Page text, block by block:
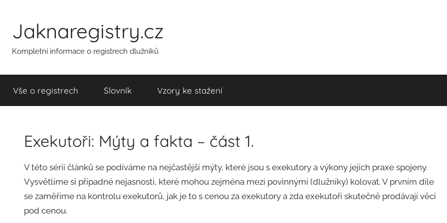
obsahu
Jaknaregistry.cz
Kompletní informace o registrech dlužníků
Vše o registrech Slovník Vzory ke stažení
Exekutoři: Mýty a fakta – část 1.
o
r
V této sérii článků se podíváme na nejčastější mýty, které jsou s exekutory a výkony jejich praxe spojeny.
Vysvětlíme si případné nejasnosti, které mohou zejména mezi povinnými (dlužníky) kolovat. V prvním díle
se zaměříme na kontrolu exekutorů, jak je to s cenou za exekutory a zda exekutoři skutečně prodávají věci
pod cenou.